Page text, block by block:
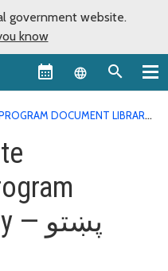
government website.
know
Language
DOCUMENT LIBRARY
document library — پښتو